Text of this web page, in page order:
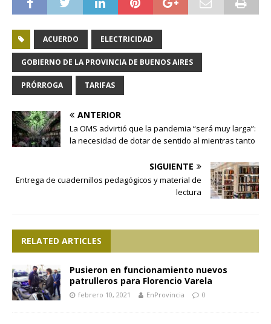
ACUERDO ELECTRICIDAD
GOBIERNO DE LA PROVINCIA DE BUENOS AIRES
PRÓRROGA TARIFAS
ANTERIOR
La OMS advirtió que la pandemia “será muy larga”:
la necesidad de dotar de sentido al mientras tanto
SIGUIENTE
Entrega de cuadernillos pedagógicos y material de
lectura
RELATED ARTICLES
Pusieron en funcionamiento nuevos
patrulleros para Florencio Varela
febrero 10, 2021 EnProvincia 0